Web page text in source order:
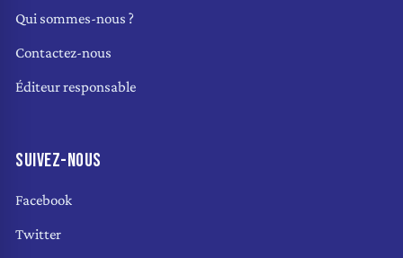
Qui sommes-nous ?
Contactez-nous
Éditeur responsable
SUIVEZ-NOUS
Facebook
Twitter